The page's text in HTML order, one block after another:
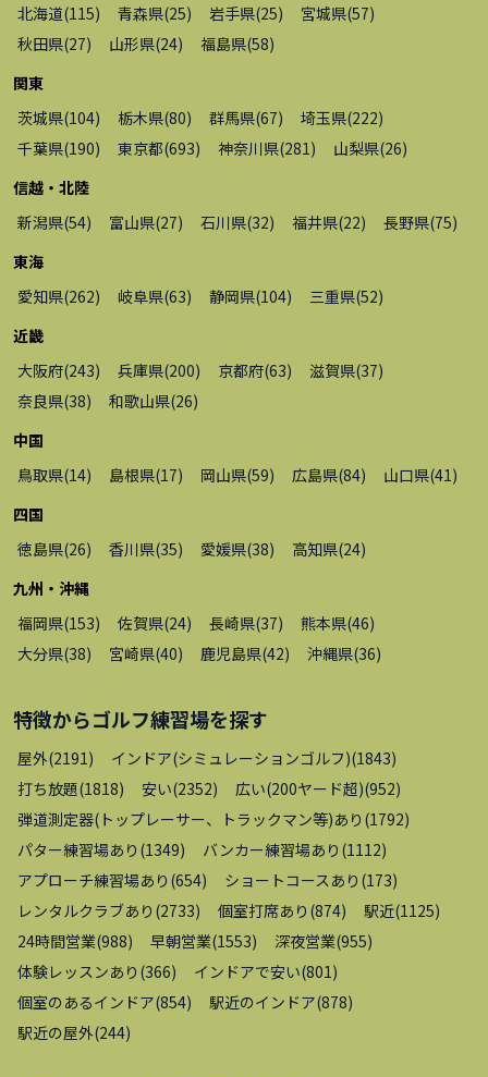
北海道(115) 青森県(25) 岩手県(25) 宮城県(57)
秋田県(27) 山形県(24) 福島県(58)
関東
茨城県(104) 栃木県(80) 群馬県(67) 埼玉県(222)
千葉県(190) 東京都(693) 神奈川県(281 ) 山梨県(26)
信越・北陸
新潟県(54) 富山県(27) 石川県(32) 福井県(22) 長野県(75)
東海
愛知県(262) 岐阜県(63) 静岡県(104) 三重県(52)
近畿
大阪府(243) 兵庫県(200) 京都府(63) 滋賀県(37)
奈良県(38) 和歌山県(26)
中国
鳥取県(14) 島根県(17) 岡山県(59) 広島県(84) 山口県(41 )
四国
徳島県(26) 香川県(35) 愛媛県(38) 高知県(24)
九州・沖縄
福岡県(153) 佐賀県(24) 長崎県(37) 熊本県(46)
大分県(38) 宮崎県(40) 鹿児島県(42) 沖縄県(36)
特徴からゴルフ練習場を探す
屋外(2191 ) インドア(シミュレーションゴルフ)(1843)
打ち放題(1818) 安い(2352) 広い(200ヤード超)(952)
弾道測定器(トップレーサー、トラックマン等)あり (1792)
パター練習場あり (1349) バンカー練習場あり (1112)
アプローチ練習場あり (654) ショートコースあり (173)
レンタルクラブあり (2733) 個室打席あり (874) 駅近(1125)
24時間営業(988) 早朝営業(1553) 深夜営業(955)
体験レッスンあり (366) インドアで安い(801 )
個室のあるインドア(854) 駅近のインドア(878)
駅近の屋外(244)